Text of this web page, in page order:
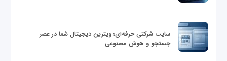
سایت شرکتی حرفه‌ای؛ ویترین دیجیتال شما در عصر
جستجو و هوش مصنوعی